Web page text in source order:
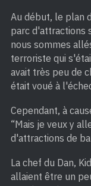
Au début, le plan
parc d'attractions
nous sommes
terroriste qui
avait très peu de
était voué à
Cependant, à
“Mais je veux y
d'attractions de
La chef du Dan,
allaient être un